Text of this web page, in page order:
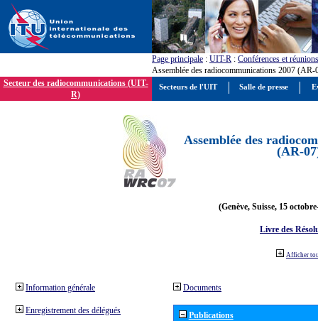
Page principale : UIT-R : Conférences et réunions
Assemblée des radiocommunications 2007 (AR-
Secteur des radiocommunications (UIT-
R)
Assemblée des
(AR-
(Genève, Suisse, 15
Livre des
Afficher
Information générale
Enregistrement des délégués
Documents
Publications
Secteurs de l'UIT Salle de presse